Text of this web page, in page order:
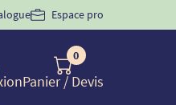
d'incontinenceEspace pro
0
Panier/ Devis